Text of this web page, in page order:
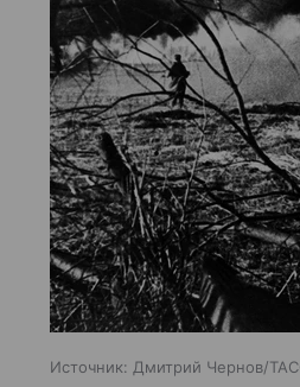
Источник: Дмитрий Чернов/